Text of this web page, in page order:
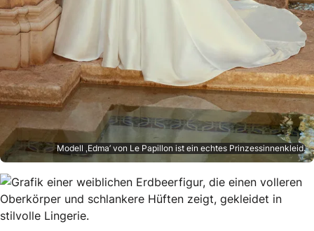
Modell ‚Edma’ von Le Papillon ist ein echtes Prinzessinnenkleid.